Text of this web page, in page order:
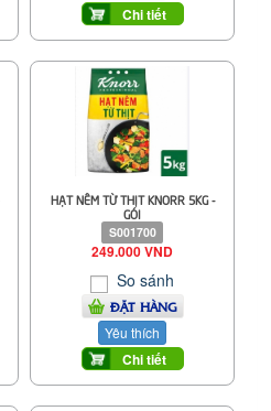
Chi tiết
HẠT NÊM TỪ THỊT KNORR 5KG -
GÓI
S001700
249.000 VND
So sánh
ĐẶT HÀNG
Yêu thích
Chi tiết